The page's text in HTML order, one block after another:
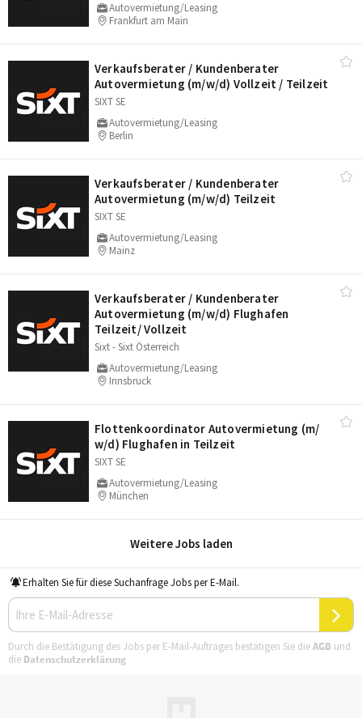
Autovermietung/Leasing
Frankfurt am Main
Verkaufsberater /​ Kundenberater
Autovermietung (m/​w/​d) Vollzeit /​ Teilzeit
SIXT SE
Autovermietung/Leasing
Berlin
Verkaufsberater /​ Kundenberater
Autovermietung (m/​w/​d) Teilzeit
SIXT SE
Autovermietung/Leasing
Mainz
Verkaufsberater /​ Kundenberater
Autovermietung (m/​w/​d) Flughafen
Teilzeit/​ Vollzeit
Sixt - Sixt Österreich
Autovermietung/Leasing
Innsbruck
Flottenkoordinator Autovermietung (m/​
w/​d) Flughafen in Teilzeit
SIXT SE
Autovermietung/Leasing
München
Weitere Jobs laden
Erhalten Sie für diese Suchanfrage Jobs per E-Mail.
Durch die Bestätigung des Jobs per E-Mail-Auftrages bestätigen Sie dieAGB und
die Datenschutzerklärung